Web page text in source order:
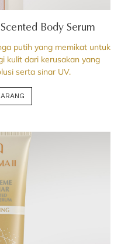
Body Serum
putih yang memikat untuk
kulit dari kerusakan yang
serta sinar UV.